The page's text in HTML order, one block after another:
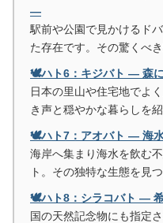
―
駅前や公園で見かけるド
た存在です。その驚くべ
🕊️ハト6：キジバト ― 森
日本の里山や住宅地でよ
き声と穏やかな暮らしを紹
🕊️ハト7：アオバト ― 海
海岸へ集まり海水を飲む
ト。その独特な生態を見つ
🕊️ハト8：シラコバト ―
国の天然記念物にも指定